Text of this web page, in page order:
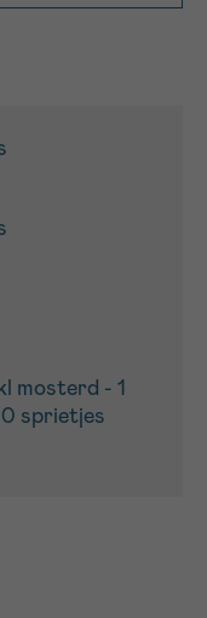
mosterd - 1
sprietjes